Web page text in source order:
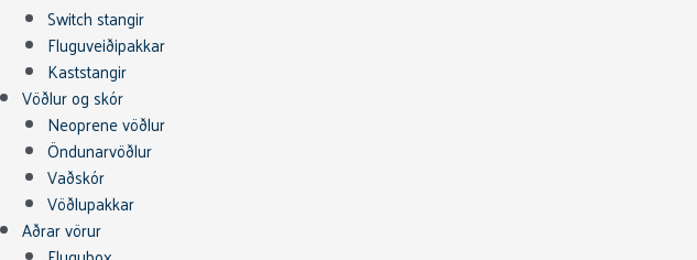
Switch stangir
Fluguveiðipakkar
Kaststangir
Vöðlur og skór
Neoprene vöðlur
Öndunarvöðlur
Vaðskór
Vöðlupakkar
Aðrar vörur